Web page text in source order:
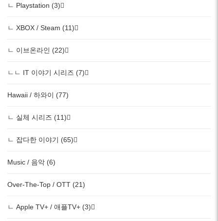
ㄴ Playstation (3)
ㄴ XBOX / Steam (11)
ㄴ 이브온라인 (22)
ㄴㄴ IT 이야기 시리즈 (7)
Hawaii / 하와이 (77)
ㄴ 실체 시리즈 (11)
ㄴ 잡다한 이야기 (65)
Music / 음악 (6)
Over-The-Top / OTT (21)
ㄴ Apple TV+ / 애플TV+ (3)